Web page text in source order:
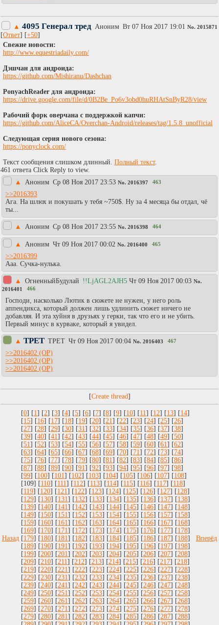
▲ 4095 Генерал тред Аноним Вт 07 Ноя 2017 19:01 No. 2015871
[Ответ] [+50]
Cвежие новости:
http://www.equestriadaily.com/
Дэшчан для андроида:
https://github.com/Mishiranu/Dashchan
PonyachReader для андроида:
https://drive.google.com/file/d/0B2Be_Po6v3obd0huRHAtSnByR28/view
Рабочий форк оверчана с поддержкой капчи:
https://github.com/AliceCA/Overchan-Android/releases/tag/1.5.8_unofficial
Следующая серия нового сезона:
https://ponyclock.com/
Текст сообщения слишком длинный. Полный текст.
461 ответа Click Reply to view.
▲
Аноним Ср 08 Ноя 2017 23:53 No. 2016397 463
>>2016393
Ага. На шлюх и покушать у тебя ~750$. Ну за 4 месяца бы отдал, чё
ты...
▲ Аноним Ср 08 Ноя 2017 23:55 No. 2016398 464
▲ Аноним Чт 09 Ноя 2017 00:02 No. 2016400 465
>>2016399
Ааа. Сучка-нулька.
▲ ОгненныйБудулай !!LjAGL2AJH5 Чт 09 Ноя 2017 00:03 No.
2016401
466
Господи, насколько Лютик в сюжете не нужен, у него роль
аппендикса, который должен лишь удлинить сюжет ничего не
добавляя. И эта хуйня в друзьях у герки, так что его и не убить.
Первый минус в курваке, который я увидел.
▲ ТРЕТ ТРЕТ Чт 09 Ноя 2017 00:04 No. 2016403 467
>>2016402
>>2016402
>>2016402
[ ]
Назад
[0] [1 ] [2] [3] [4] [5] [6] [7] [8] [9] [10] [11 ] [12] [13] [14]
[15] [16] [17] [18] [19] [20] [21 ] [22] [23] [24] [25] [26]
[27] [28] [29] [30] [31 ] [32] [33] [34] [35] [36] [37] [38]
[39] [40] [41 ] [42] [43] [44] [45] [46] [47] [48] [49] [50]
[51 ] [52] [53] [54] [55] [56] [57] [58] [59] [60] [61 ] [62]
[63] [64] [65] [66] [67] [68] [69] [70] [71 ] [72] [73] [74]
[75] [76] [77] [78] [79] [80] [81 ] [82] [83] [84] [85] [86]
[87] [88] [89] [90] [91 ] [92] [93] [94] [95] [96] [97] [98]
[99] [100] [101 ] [102] [103] [104] [105] [106] [107] [108]
[109] [110] [111 ] [112] [113] [114] [115] [116] [117] [118]
[119] [120] [121 ] [122] [123] [124] [125] [126] [127] [128]
[129] [130] [131 ] [132] [133] [134] [135] [136] [137] [138]
[139] [140] [141 ] [142] [143] [144] [145] [146] [147] [148]
[149] [150] [151 ] [152] [153] [154] [155] [156] [157] [158]
[159] [160] [161 ] [162] [163] [164] [165] [166] [167] [168]
[169] [170] [171 ] [172] [173] [174] [175] [176] [177] [178]
[179] [180] [181 ] [182] [183] [184] [185] [186] [187] [188]
[189] [190] [191 ] [192] [193] [194] [195] [196] [197] [198]
[199] [200] [201 ] [202] [203] [204] [205] [206] [207] [208]
[209] [210] [211 ] [212] [213] [214] [215] [216] [217] [218]
[219] [220] [221 ] [222] [223] [224] [225] [226] [227] [228]
[229] [230] [231 ] [232] [233] [234] [235] [236] [237] [238]
[239] [240] [241 ] [242] [243] [244] [245] [246] [247] [248]
[249] [250] [251 ] [252] [253] [254] [255] [256] [257] [258]
[259] [260] [261 ] [262] [263] [264] [265] [266] [267] [268]
[269] [270] [271 ] [272] [273] [274] [275] [276] [277] [278]
[279] [280] [281 ] [282] [283] [284] [285] [286] [287] [288]
Вперёд